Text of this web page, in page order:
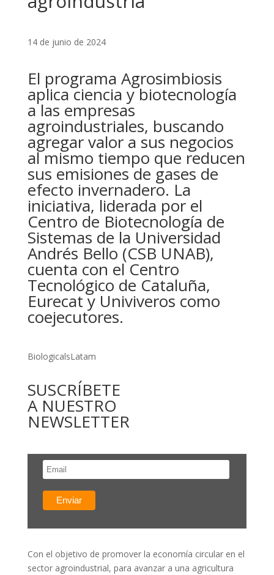
14 de junio de 2024
El programa Agrosimbiosis
aplica ciencia y biotecnología
a las empresas
agroindustriales, buscando
agregar valor a sus negocios
al mismo tiempo que reducen
sus emisiones de gases de
efecto invernadero. La
iniciativa, liderada por el
Centro de Biotecnología de
Sistemas de la Universidad
Andrés Bello (CSB UNAB),
cuenta con el Centro
Tecnológico de Cataluña,
Eurecat y Univiveros como
coejecutores.
BiologicalsLatam
SUSCRÍBETE
A NUESTRO
NEWSLETTER
Con el objetivo de promover la economía circular en el
sector agroindustrial, para avanzar a una agricultura